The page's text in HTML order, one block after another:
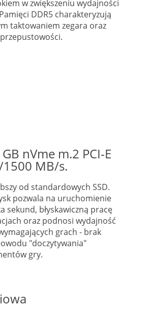
w zwiększeniu wydajności
DDR5 charakteryzują
taktowaniem zegara oraz
nVme m.2 PCI-E
MB/s.
od standardowych SSD.
pozwala na uruchomienie
sekund, błyskawiczną pracę
oraz podnosi wydajność
grach - brak
"doczytywania"
gry.